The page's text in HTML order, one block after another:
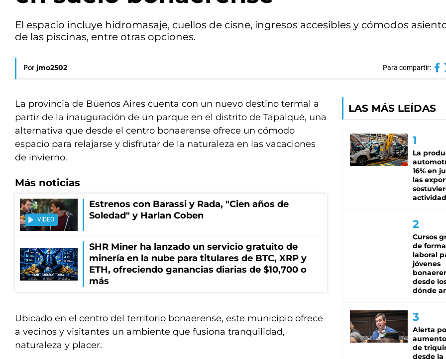
El espacio incluye hidromasaje, cuellos de cisne, ingresos accesibles y cómodos
de las piscinas, entre otras opciones.
Por jmo2502 Para compartir:
La provincia de Buenos Aires cuenta con un nuevo destino termal a
partir de la inauguración de un parque en el distrito de Tapalqué, una
alternativa que desde el centro bonaerense ofrece un cómodo
espacio para relajarse y disfrutar de la naturaleza en las vacaciones
de invierno.
Más noticias
VIDEO
Estrenos con Barassi y Rada, "Cien años de
Soledad" y Harlan Coben
SHR Miner ha lanzado un servicio gratuito de
minería en la nube para titulares de BTC, XRP y
ETH, ofreciendo ganancias diarias de $10,700 o
más
Ubicado en el centro del territorio bonaerense, este municipio ofrece
a vecinos y visitantes un ambiente que fusiona tranquilidad,
naturaleza y placer.
LAS MÁS LEÍDAS
La
16% en
las
actividad
Cursos
de
laboral
jóvenes
desde
dónde
Alerta
de
desde la